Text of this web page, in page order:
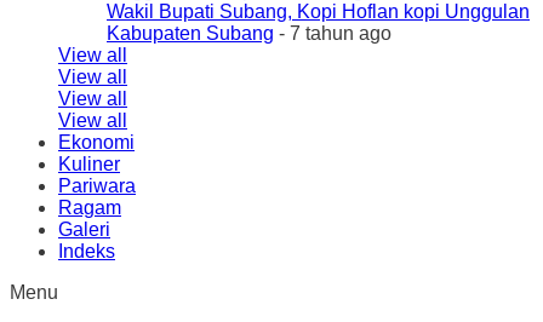
Wakil Bupati Subang, Kopi Hoflan kopi Unggulan
Kabupaten Subang - 7 tahun ago
View all
View all
View all
View all
Ekonomi
Kuliner
Pariwara
Ragam
Galeri
Indeks
Menu